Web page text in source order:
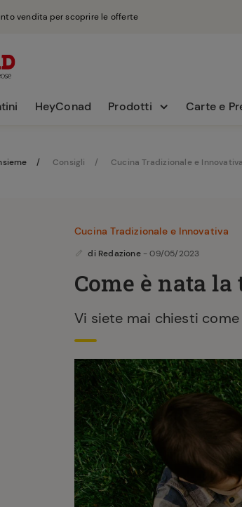
vendita per scoprire le offerte
HeyConad Prodotti Carte e
Consigli Cucina Tradizionale e Innovativa
Cucina Tradizionale e Innovativa
di Redazione - 09/05/2023
Come è nata
Vi siete mai chiesti come